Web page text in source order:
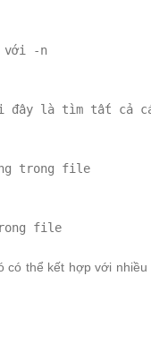
với -n
đây là tìm tất cả
trong file
file
có thể kết hợp với nhiều